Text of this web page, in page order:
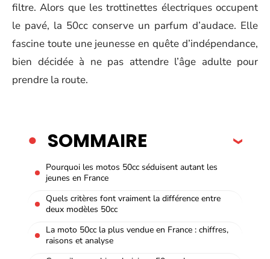
filtre. Alors que les trottinettes électriques occupent
le pavé, la 50cc conserve un parfum d’audace. Elle
fascine toute une jeunesse en quête d’indépendance,
bien décidée à ne pas attendre l’âge adulte pour
prendre la route.
SOMMAIRE
Pourquoi les motos 50cc séduisent autant les
jeunes en France
Quels critères font vraiment la différence entre
deux modèles 50cc
La moto 50cc la plus vendue en France : chiffres,
raisons et analyse